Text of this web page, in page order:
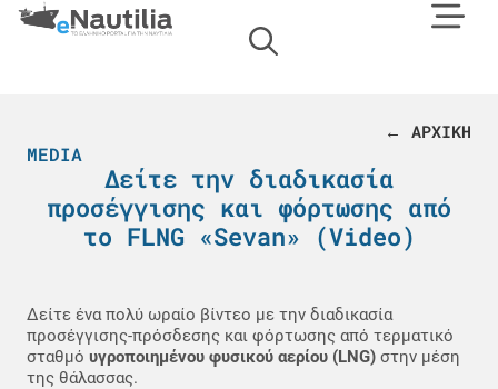
← ΑΡΧΙΚΗ
MEDIA
Δείτε την διαδικασία
προσέγγισης και φόρτωσης από
το FLNG «Sevan» (Video)
Δείτε ένα πολύ ωραίο βίντεο με την διαδικασία
προσέγγισης-πρόσδεσης και φόρτωσης από τερματικό
σταθμό υγροποιημένου φυσικού αερίου (LNG) στην μέση
της θάλασσας.